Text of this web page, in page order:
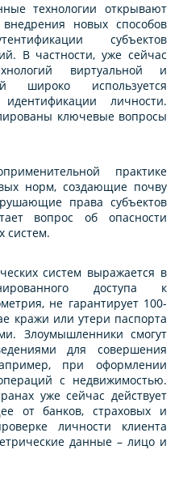
технологии открывают
новых способов
субъектов
В частности, уже сейчас
виртуальной и
широко используется
личности.
ключевые вопросы
практике
норм, создающие почву
права субъектов
вопрос об опасности
систем.
систем выражается в
доступа к
не гарантирует 100-
кражи или утери паспорта
Злоумышленники смогут
для совершения
при оформлении
с недвижимостью.
уже сейчас действует
от банков, страховых и
личности клиента
данные – лицо и